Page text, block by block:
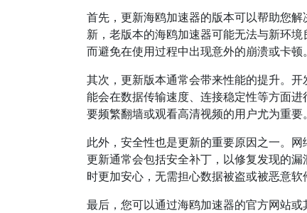
首先，更新海鸥加速器的版本可以帮助您
新，老版本的海鸥加速器可能无法与新环
而避免在使用过程中出现意外的崩溃或卡顿。
其次，更新版本通常会带来性能的提升。
能会在数据传输速度、连接稳定性等方面
要频繁翻墙或观看高清视频的用户尤为重要。
此外，安全性也是更新的重要原因之一。
更新通常会包括安全补丁，以修复发现的
时更加安心，无需担心数据被盗或被恶意软
最后，您可以通过海鸥加速器的官方网站